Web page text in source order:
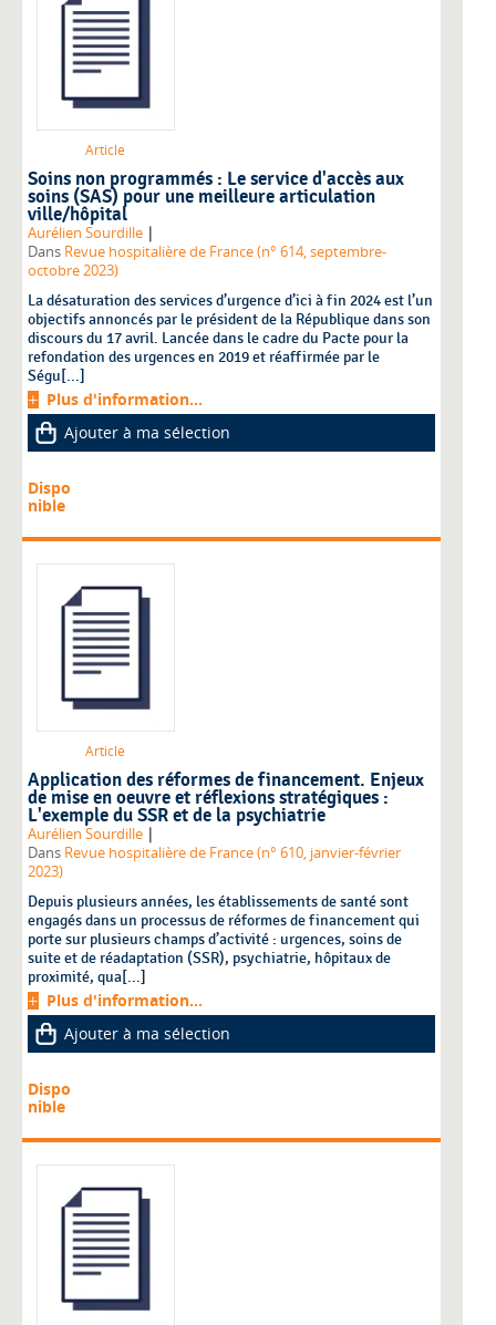
Article
Soins non programmés : Le service d'accès aux
soins (SAS) pour une meilleure articulation
ville/hôpital
Aurélien Sourdille |
Dans Revue hospitalière de France (n° 614, septembre-
octobre 2023)
La désaturation des services d’urgence d’ici à fin 2024 est l’un
objectifs annoncés par le président de la République dans son
discours du 17 avril. Lancée dans le cadre du Pacte pour la
refondation des urgences en 2019 et réaffirmée par le
Ségu[...]
Plus d'information...
Ajouter à ma sélection
Dispo
nible
Article
Application des réformes de financement. Enjeux
de mise en oeuvre et réflexions stratégiques :
L'exemple du SSR et de la psychiatrie
Aurélien Sourdille |
Dans Revue hospitalière de France (n° 610, janvier-février
2023)
Depuis plusieurs années, les établissements de santé sont
engagés dans un processus de réformes de financement qui
porte sur plusieurs champs d’activité : urgences, soins de
suite et de réadaptation (SSR), psychiatrie, hôpitaux de
proximité, qua[...]
Plus d'information...
Ajouter à ma sélection
Dispo
nible